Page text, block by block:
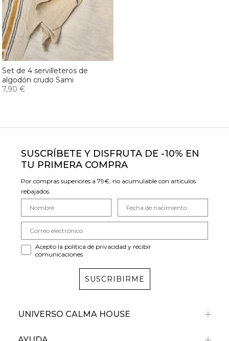
Set de 4 servilleteros de
algodón crudo Sami
7,90 €
SUSCRÍBETE Y DISFRUTA DE -10% EN
TU PRIMERA COMPRA
Por compras superiores a 79€, no acumulable con artículos
rebajados.
Acepto la política de privacidad y recibir
comunicaciones
SUSCRIBIRME
UNIVERSO CALMA HOUSE